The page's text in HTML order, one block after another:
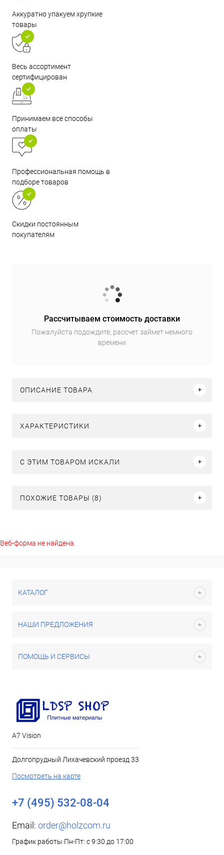
Аккуратно упакуем хрупкие
товары
Весь ассортимент
сертифицирован
Принимаем все способы
оплаты
Профессиональная помощь в
подборе товаров
Скидки постоянным
покупателям
Рассчитываем стоимость доставки
Пожалуйста подождите, рассчет займет немного
времени
ОПИСАНИЕ ТОВАРА
ХАРАКТЕРИСТИКИ
C ЭТИМ ТОВАРОМ ИСКАЛИ
ПОХОЖИЕ ТОВАРЫ (8)
Веб-форма не найдена.
КАТАЛОГ
НАШИ ПРЕДЛОЖЕНИЯ
ПОМОЩЬ И СЕРВИСЫ
А7 Vision
Долгопрудный Лихачевский проезд 33
Посмотреть на карте
+7 (495) 532-08-04
Email: order@holzcom.ru
График работы Пн-Пт: с 9:30 до 17:00